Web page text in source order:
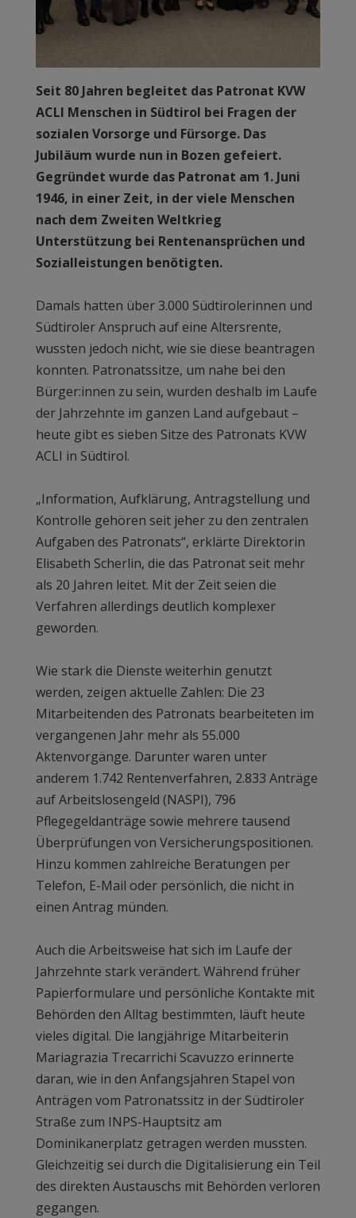
Seit 80 Jahren begleitet das Patronat KVW
ACLI Menschen in Südtirol bei Fragen der
sozialen Vorsorge und Fürsorge. Das
Jubiläum wurde nun in Bozen gefeiert.
Gegründet wurde das Patronat am 1. Juni
1946, in einer Zeit, in der viele Menschen
nach dem Zweiten Weltkrieg
Unterstützung bei Rentenansprüchen und
Sozialleistungen benötigten.
Damals hatten über 3.000 Südtirolerinnen und
Südtiroler Anspruch auf eine Altersrente,
wussten jedoch nicht, wie sie diese beantragen
konnten. Patronatssitze, um nahe bei den
Bürger:innen zu sein, wurden deshalb im Laufe
der Jahrzehnte im ganzen Land aufgebaut –
heute gibt es sieben Sitze des Patronats KVW
ACLI in Südtirol.
„Information, Aufklärung, Antragstellung und
Kontrolle gehören seit jeher zu den zentralen
Aufgaben des Patronats“, erklärte Direktorin
Elisabeth Scherlin, die das Patronat seit mehr
als 20 Jahren leitet. Mit der Zeit seien die
Verfahren allerdings deutlich komplexer
geworden.
Wie stark die Dienste weiterhin genutzt
werden, zeigen aktuelle Zahlen: Die 23
Mitarbeitenden des Patronats bearbeiteten im
vergangenen Jahr mehr als 55.000
Aktenvorgänge. Darunter waren unter
anderem 1.742 Rentenverfahren, 2.833 Anträge
auf Arbeitslosengeld (NASPI), 796
Pflegegeldanträge sowie mehrere tausend
Überprüfungen von Versicherungspositionen.
Hinzu kommen zahlreiche Beratungen per
Telefon, E-Mail oder persönlich, die nicht in
einen Antrag münden.
Auch die Arbeitsweise hat sich im Laufe der
Jahrzehnte stark verändert. Während früher
Papierformulare und persönliche Kontakte mit
Behörden den Alltag bestimmten, läuft heute
vieles digital. Die langjährige Mitarbeiterin
Mariagrazia Trecarrichi Scavuzzo erinnerte
daran, wie in den Anfangsjahren Stapel von
Anträgen vom Patronatssitz in der Südtiroler
Straße zum INPS-Hauptsitz am
Dominikanerplatz getragen werden mussten.
Gleichzeitig sei durch die Digitalisierung ein Teil
des direkten Austauschs mit Behörden verloren
gegangen.